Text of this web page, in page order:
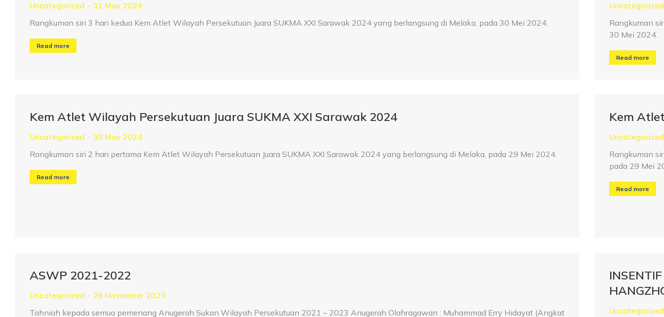
Uncategorized
31 May 2024
Rangkuman siri 3 hari kedua Kem Atlet Wilayah Persekutuan Juara SUKMA XXI Sarawak 2024 yang berlangsung di Melaka, pada 30 Mei 2024.
Read more
Uncategorized
Rangkuman
30 Mei 2024.
Read more
Kem Atlet Wilayah Persekutuan Juara SUKMA XXI Sarawak 2024
Uncategorized
30 May 2024
Rangkuman siri 2 hari pertama Kem Atlet Wilayah Persekutuan Juara SUKMA XXI Sarawak 2024 yang berlangsung di Melaka, pada 29 Mei 2024.
Read more
Kem
Uncategorized
Rangkuman
pada 29 Mei
Read more
ASWP 2021-2022
Uncategorized
29 November 2023
Tahniah kepada semua pemenang Anugerah Sukan Wilayah Persekutuan 2021 – 2023 Anugerah Olahragawan : Muhammad Erry Hidayat (Angkat
Uncategorized